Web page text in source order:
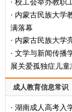
·
· 内蒙古民族大学
满落幕
· 内蒙古民族大学
· 文学与新闻传播
展关爱孤独症儿
成人教育信息常识
· 湖南成人高考入